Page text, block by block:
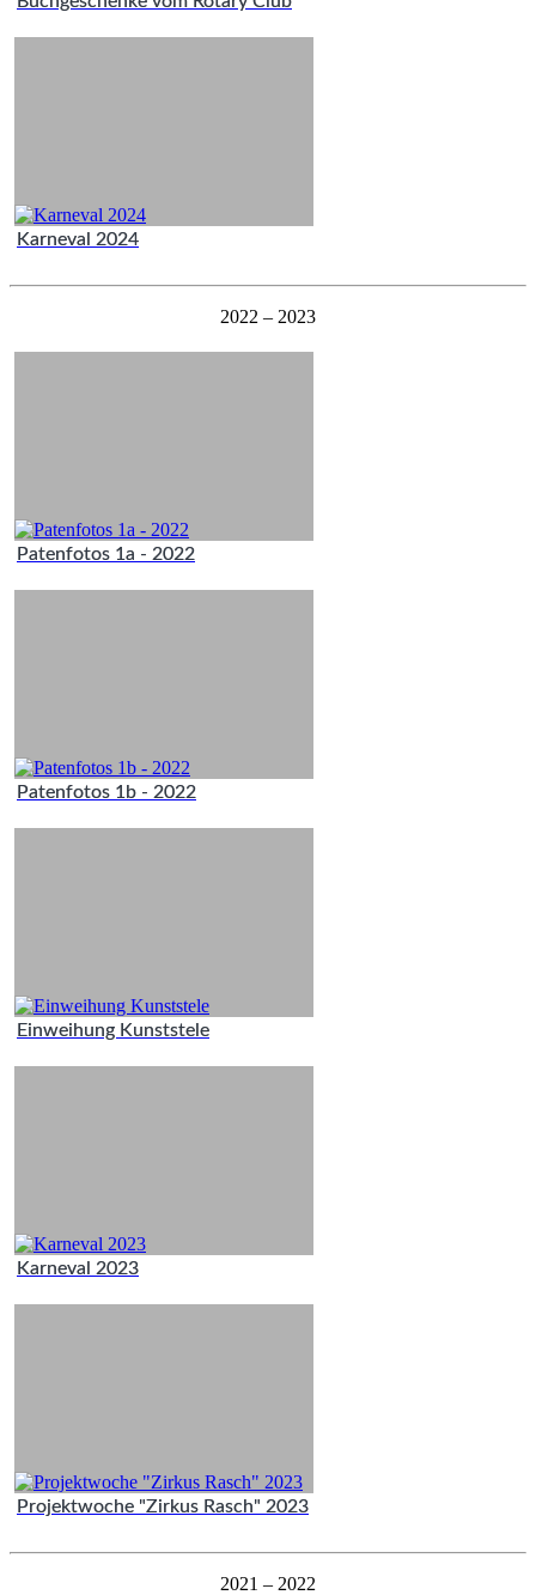
Karneval 2024
2022 – 2023
Patenfotos 1a - 2022
Patenfotos 1b - 2022
Einweihung Kunststele
Karneval 2023
Projektwoche "Zirkus Rasch" 2023
2021 – 2022